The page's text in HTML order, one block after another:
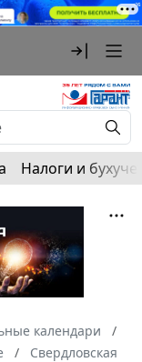
Налоги и
календари
Свердловская